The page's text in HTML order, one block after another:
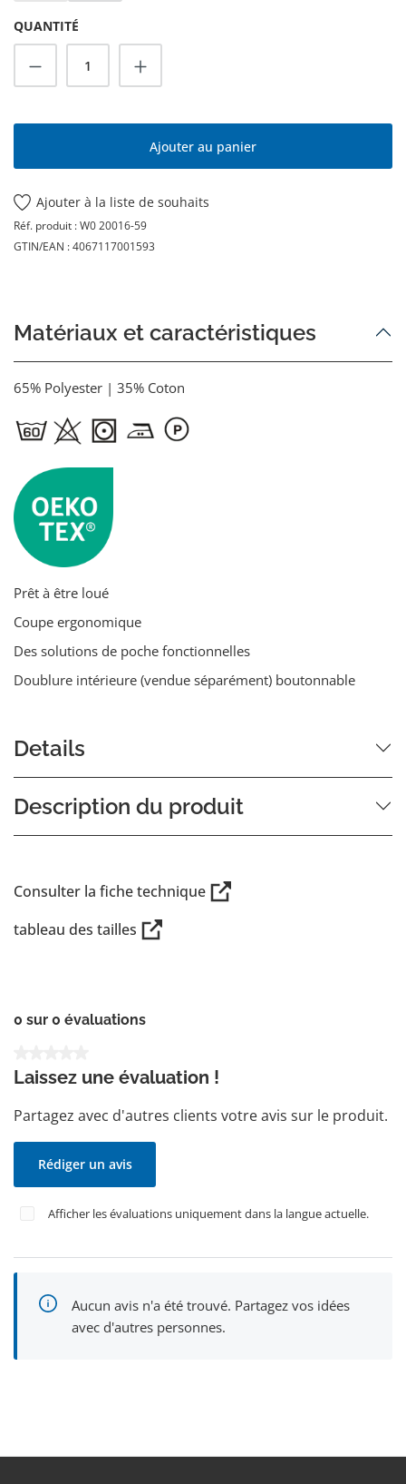
QUANTITÉ
Quantité de produit : Entrez la quantité
Ajouter au panier
Ajouter à la liste de souhaits
Réf. produit :W0 20016-59
GTIN/EAN :4067117001593
Matériaux et caractéristiques
65% Polyester | 35% Coton
Prêt à être loué
Coupe ergonomique
Des solutions de poche fonctionnelles
Doublure intérieure (vendue séparément) boutonnable
Details
Description du produit
Consulter la fiche technique
tableau des tailles
0 sur 0 évaluations
Laissez une évaluation !
Partagez avec d'autres clients votre avis sur le produit.
Rédiger un avis
Afficher les évaluations uniquement dans la langue actuelle.
Aucun avis n'a été trouvé. Partagez vos idées
avec d'autres personnes.